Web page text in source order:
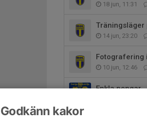
18 jun, 11:31
14 jun, 23:20
Fotografering
10 jun, 12:46
Enkla pengar
Godkänn kakor